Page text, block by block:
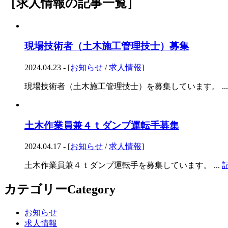
［求人情報の記事一覧］
現場技術者（土木施工管理技士）募集
2024.04.23 - [お知らせ /求人情報]
現場技術者（土木施工管理技士）を募集しています。 ...
土木作業員兼４ｔダンプ運転手募集
2024.04.17 - [お知らせ /求人情報]
土木作業員兼４ｔダンプ運転手を募集しています。 ...
カテゴリーCategory
お知らせ
求人情報